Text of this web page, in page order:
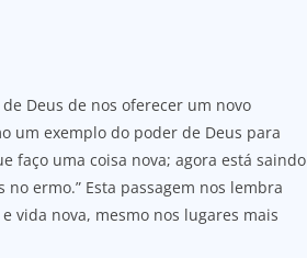
Deus de nos oferecer um novo
um exemplo do poder de Deus para
faço uma coisa nova; agora está saindo
ermo.” Esta passagem nos lembra
vida nova, mesmo nos lugares mais